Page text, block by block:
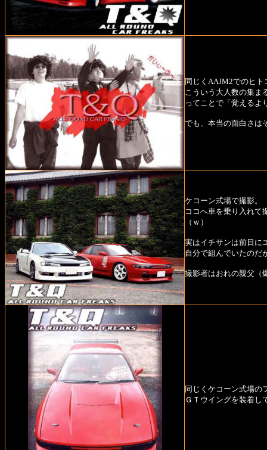
同じくAAJM2でのヒト
こういう大人数の集ま
ってことで「覚えるよ
でも、本当の面白さは
ケコーン式場で撮影。
ココへ車を乗り入れて
（ｗ）
実はイチサンは前日に
自分で組んでいたのだ
撮影者はおれの親父（
同じくケコーン式場の
ＧＴウイングを装着し